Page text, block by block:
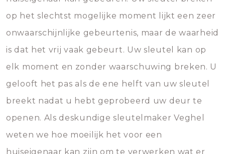
op het slechtst mogelijke moment lijkt een zeer
onwaarschijnlijke gebeurtenis, maar de waarheid
is dat het vrij vaak gebeurt. Uw sleutel kan op
elk moment en zonder waarschuwing breken. U
gelooft het pas als de ene helft van uw sleutel
breekt nadat u hebt geprobeerd uw deur te
openen. Als deskundige sleutelmaker Veghel
weten we hoe moeilijk het voor een
huiseigenaar kan zijn om te verwerken wat er